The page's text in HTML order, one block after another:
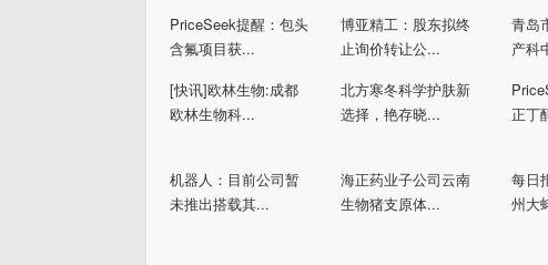
PriceSeek提醒：包头
含氟项目获...
博亚精工：股东拟终
止询价转让公...
青岛
产科
[快讯]欧林生物:成都
欧林生物科...
北方寒冬科学护肤新
选择，艳存晓...
正丁
机器人：目前公司暂
未推出搭载其...
海正药业子公司云南
生物猪支原体...
每日
州大